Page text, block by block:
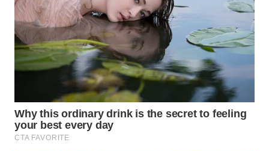
WN
TANJUNG
LESUNG
WN
SIMALUNGUN